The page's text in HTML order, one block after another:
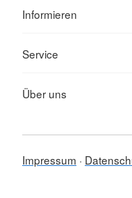
Informieren
Service
Über uns
Impressum